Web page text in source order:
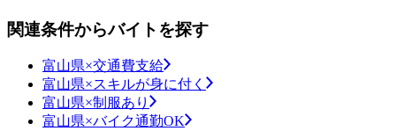
関連条件からバイトを探す
富山県×交通費支給
富山県×スキルが身に付く
富山県×制服あり
富山県×バイク通勤OK